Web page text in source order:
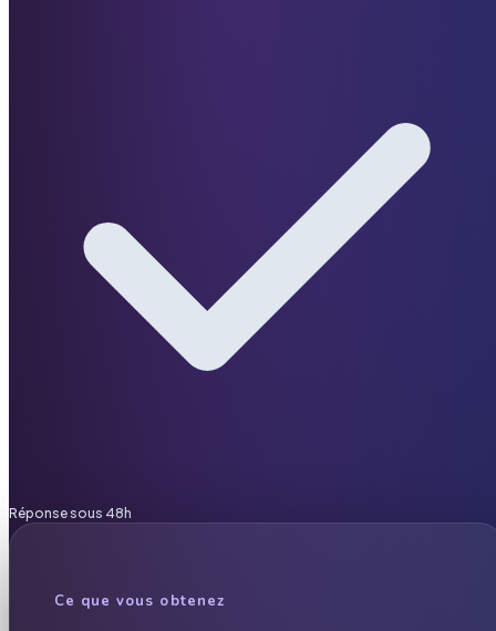
Réponse sous 48h
Ce que vous obtenez